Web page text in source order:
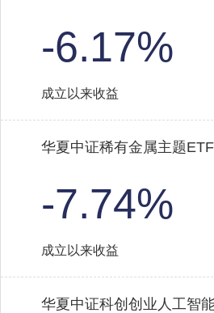
-6.17%
成立以来收益
华夏中证稀有金属主题ETF
-7.74%
成立以来收益
华夏中证科创创业人工智